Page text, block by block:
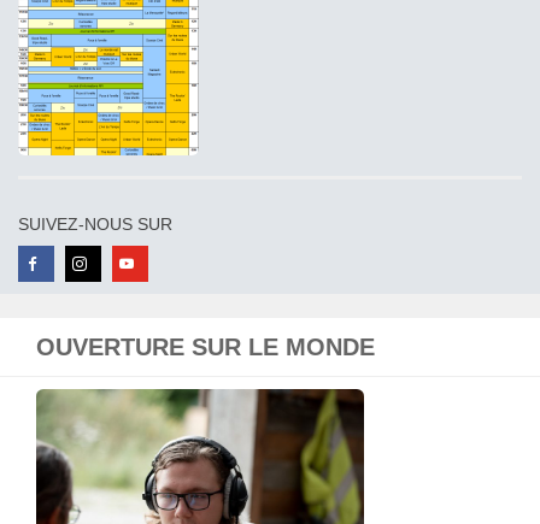
OUVERTURE SUR LE MONDE
SUIVEZ-NOUS SUR